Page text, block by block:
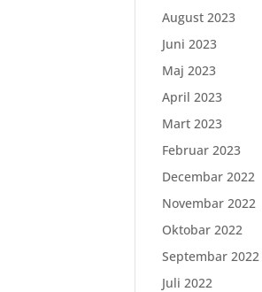
August 2023
Juni 2023
Maj 2023
April 2023
Mart 2023
Februar 2023
Decembar 2022
Novembar 2022
Oktobar 2022
Septembar 2022
Juli 2022